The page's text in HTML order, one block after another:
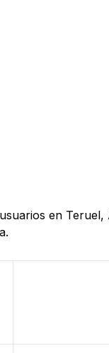
en